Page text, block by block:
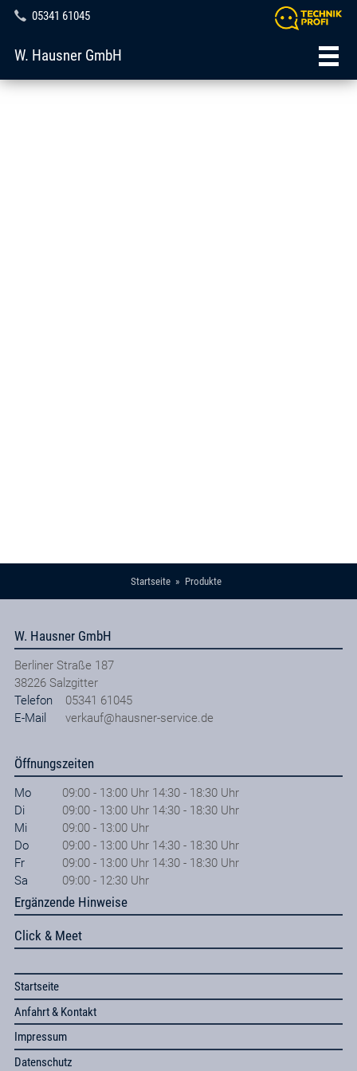
05341 61045
W. Hausner GmbH
Startseite Produkte
W. Hausner GmbH
Berliner Straße 187
38226 Salzgitter
Telefon
05341 61045
E-Mail
verkauf@hausner-service.de
Öffnungszeiten
Mo
09:00 - 13:00 Uhr 14:30 - 18:30 Uhr
Di
09:00 - 13:00 Uhr 14:30 - 18:30 Uhr
Mi
09:00 - 13:00 Uhr
Do
09:00 - 13:00 Uhr 14:30 - 18:30 Uhr
Fr
09:00 - 13:00 Uhr 14:30 - 18:30 Uhr
Sa
09:00 - 12:30 Uhr
Ergänzende Hinweise
Click & Meet
Startseite
Anfahrt & Kontakt
Impressum
Datenschutz